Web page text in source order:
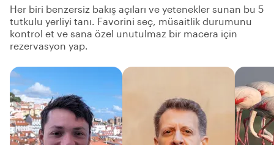
Her biri benzersiz bakış açıları ve yetenekler sunan bu 5
tutkulu yerliyi tanı. Favorini seç, müsaitlik durumunu
kontrol et ve sana özel unutulmaz bir macera için
rezervasyon yap.